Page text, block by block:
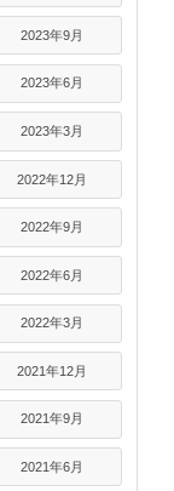
2023年9月
2023年6月
2023年3月
2022年12月
2022年9月
2022年6月
2022年3月
2021年12月
2021年9月
2021年6月